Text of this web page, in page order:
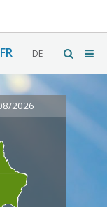
FR DE
2026